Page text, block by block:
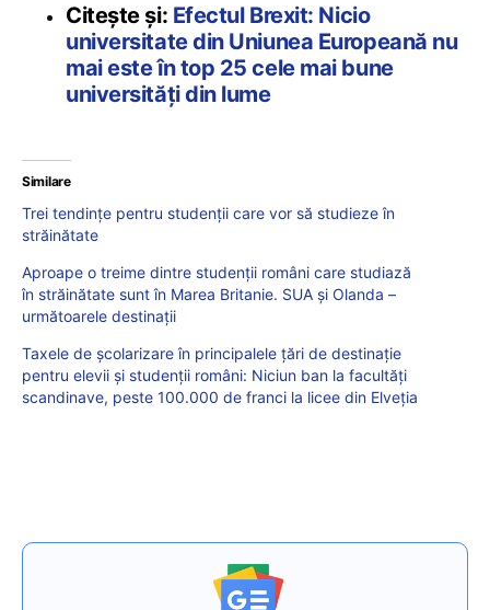
Citește și: Efectul Brexit: Nicio
universitate din Uniunea Europeană nu
mai este în top 25 cele mai bune
universități din lume
Similare
Trei tendințe pentru studenții care vor să studieze în
străinătate
Aproape o treime dintre studenții români care studiază
în străinătate sunt în Marea Britanie. SUA și Olanda –
următoarele destinații
Taxele de școlarizare în principalele țări de destinație
pentru elevii și studenții români: Niciun ban la facultăți
scandinave, peste 100.000 de franci la licee din Elveția